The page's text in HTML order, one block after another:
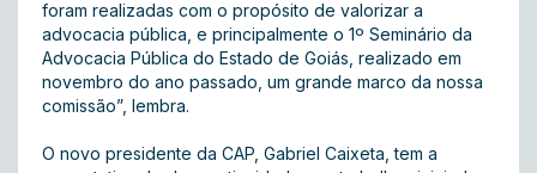
foram realizadas com o propósito de valorizar a
advocacia pública, e principalmente o 1º Seminário da
Advocacia Pública do Estado de Goiás, realizado em
novembro do ano passado, um grande marco da nossa
comissão”, lembra.
O novo presidente da CAP, Gabriel Caixeta, tem a